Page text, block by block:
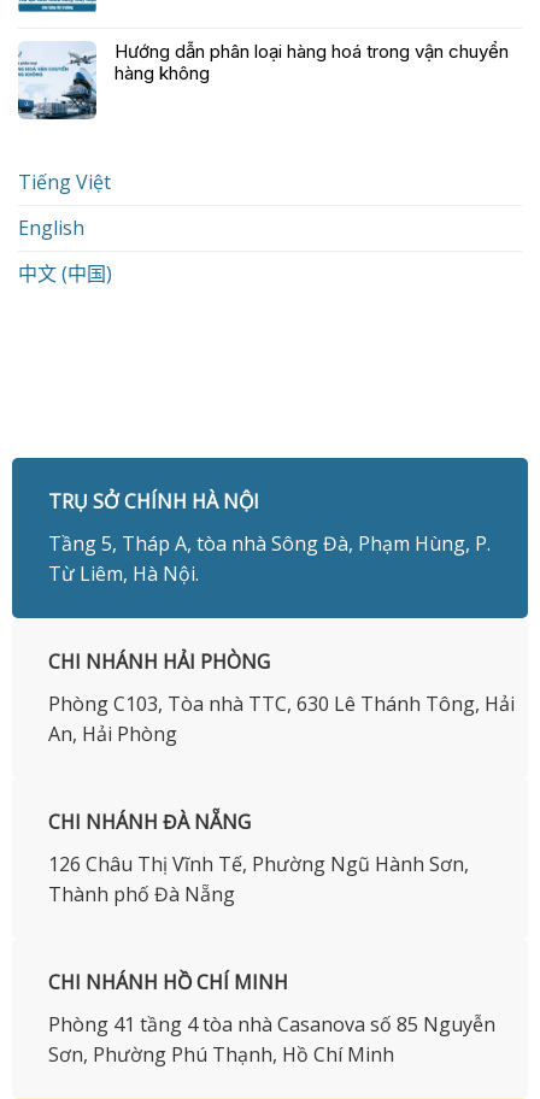
Hướng dẫn phân loại hàng hoá trong vận chuyển
hàng không
Tiếng Việt
English
中文 (中国)
TRỤ SỞ CHÍNH HÀ NỘI
Tầng 5, Tháp A, tòa nhà Sông Đà, Phạm Hùng, P.
Từ Liêm, Hà Nội.
CHI NHÁNH HẢI PHÒNG
Phòng C103, Tòa nhà TTC, 630 Lê Thánh Tông, Hải
An, Hải Phòng
CHI NHÁNH ĐÀ NẴNG
126 Châu Thị Vĩnh Tế, Phường Ngũ Hành Sơn,
Thành phố Đà Nẵng
CHI NHÁNH HỒ CHÍ MINH
Phòng 41 tầng 4 tòa nhà Casanova số 85 Nguyễn
Sơn, Phường Phú Thạnh, Hồ Chí Minh